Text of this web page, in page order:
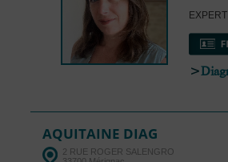
EXPERT
>
AQUITAINE DIAG
2 RUE ROGER SALENGRO